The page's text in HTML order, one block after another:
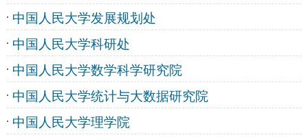
中国人民大学发展规划处
中国人民大学科研处
中国人民大学数学科学研究院
中国人民大学统计与大数据研究院
中国人民大学理学院